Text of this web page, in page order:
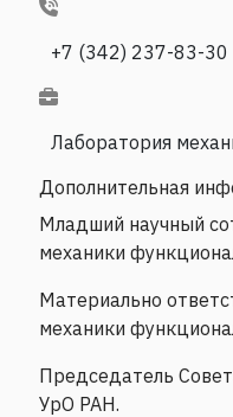
+7 (342) 237-83-30
Лаборатория
Дополнительная
Младший научный
механики
Материально
механики
Председатель
УрО РАН.